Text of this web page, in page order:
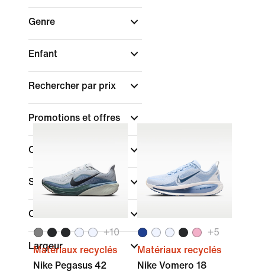
Genre
Enfant
Rechercher par prix
Promotions et offres
Couleur
Sport(1)
Collections
Largeur
+10
Matériaux recyclés
Nike Pegasus 42
+5
Matériaux recyclés
Nike Vomero 18